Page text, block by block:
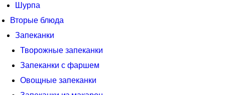
Шурпа
Вторые блюда
Запеканки
Творожные запеканки
Запеканки с фаршем
Овощные запеканки